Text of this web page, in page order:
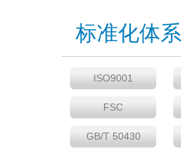
标准化体系
ISO9001
FSC
GB/T 50430